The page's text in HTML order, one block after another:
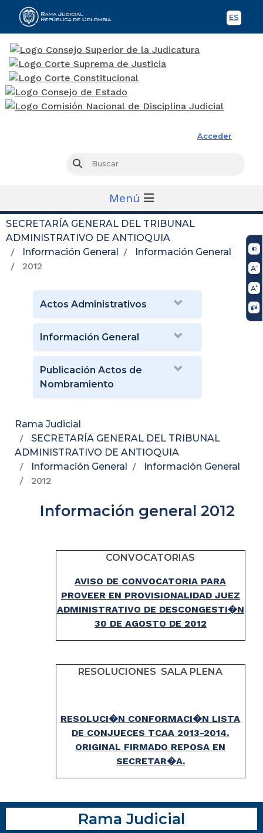
ES
Acceder
Buscar
Menú
SECRETARÍA GENERAL DEL TRIBUNAL
ADMINISTRATIVO DE ANTIOQUIA
Información General
Información General
2012
Actos Administrativos
Información General
Publicación Actos de
Nombramiento
Rama Judicial
SECRETARÍA GENERAL DEL TRIBUNAL
ADMINISTRATIVO DE ANTIOQUIA
Información General
Información General
2012
Información general 2012
CONVOCATORIAS
AVISO DE CONVOCATORIA PARA
PROVEER EN PROVISIONALIDAD JUEZ
ADMINISTRATIVO DE DESCONGESTI�N
30 DE AGOSTO DE 2012
RESOLUCIONES SALA PLENA
RESOLUCI�N CONFORMACI�N LISTA
DE CONJUECES TCAA 2013-2014.
ORIGINAL FIRMADO REPOSA EN
SECRETAR�A.
Rama Judicial